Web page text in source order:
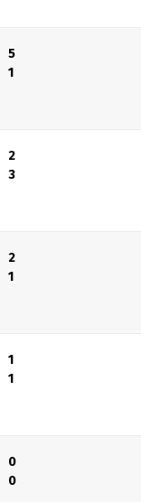
5
1
2
3
2
1
1
1
0
0